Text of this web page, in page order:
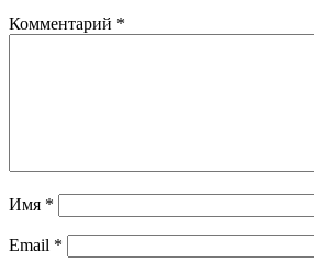
Комментарий *
Имя *
Email *